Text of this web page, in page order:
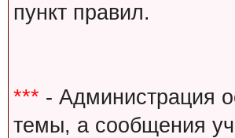
пункт правил.
*** - Администрация
темы, а сообщения